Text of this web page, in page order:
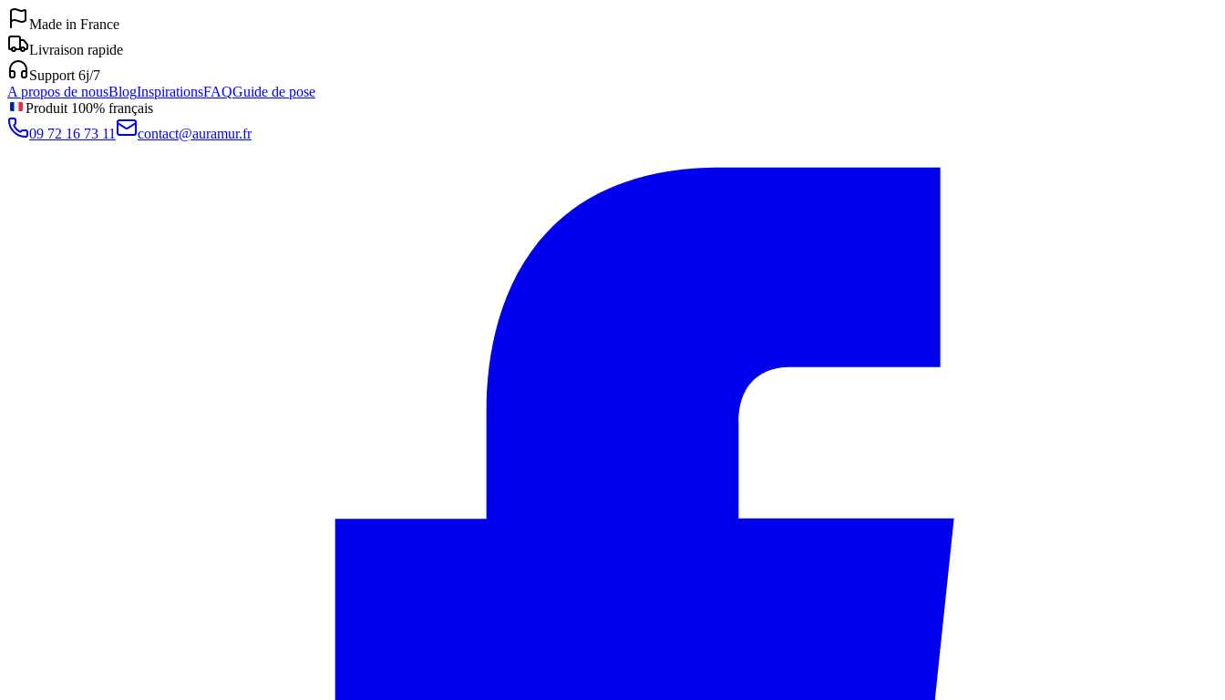
Made in France
Livraison rapide
Support 6j/7
A propos de nousBlogInspirationsFAQGuide de pose
Produit 100% français
09 72 16 73 11
contact@auramur.fr